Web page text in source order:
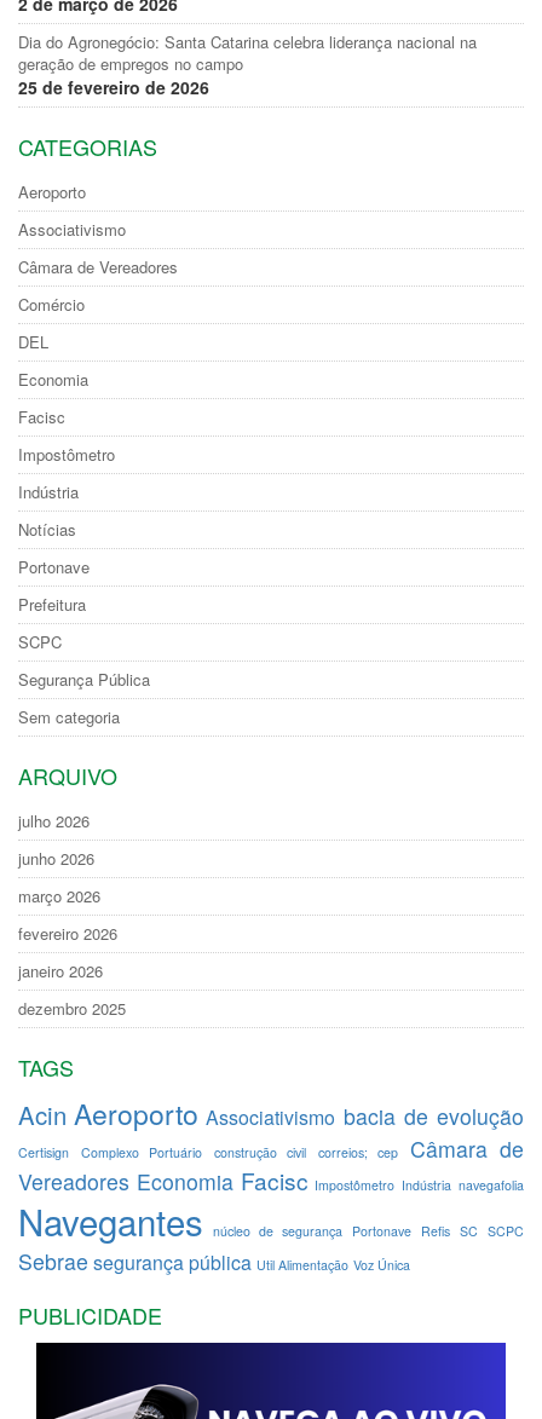
Dia do Agronegócio: Santa Catarina celebra liderança nacional na
geração de empregos no campo
25 de fevereiro de 2026
CATEGORIAS
Aeroporto
Associativismo
Câmara de Vereadores
Comércio
DEL
Economia
Facisc
Impostômetro
Indústria
Notícias
Portonave
Prefeitura
SCPC
Segurança Pública
Sem categoria
ARQUIVO
julho 2026
junho 2026
março 2026
fevereiro 2026
janeiro 2026
dezembro 2025
TAGS
Acin Aeroporto Associativismo bacia de evolução
Certisign Complexo Portuário construção civil correios; cep
Câmara de
Vereadores Economia Facisc Impostômetro Indústria navegafolia
Navegantes núcleo de segurança Portonave Refis SC SCPC
Sebrae segurança pública Util Alimentação Voz Única
PUBLICIDADE